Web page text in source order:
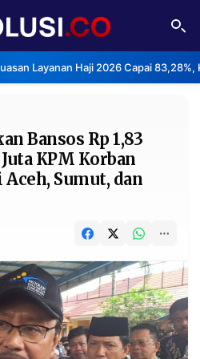
Layanan Haji 2026 Capai 83,28%,
Bansos Rp 1,83
KPM Korban
Sumut, dan